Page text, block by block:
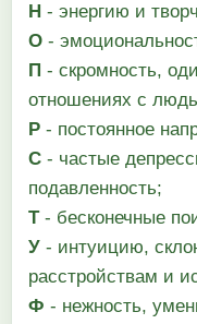
Н - энергию и
О -
П - скромность,
отношениях с
Р - постоянное
С - частые
подавленность;
Т- бесконечные
У - интуицию,
расстройствам и
Ф - нежность,